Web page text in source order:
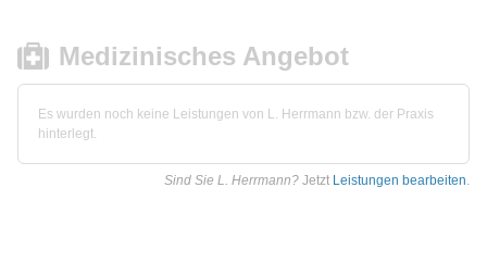
Medizinisches Angebot
Es wurden noch keine Leistungen von L. Herrmann bzw. der Praxis
hinterlegt.
Sind Sie L. Herrmann? Jetzt Leistungen bearbeiten.